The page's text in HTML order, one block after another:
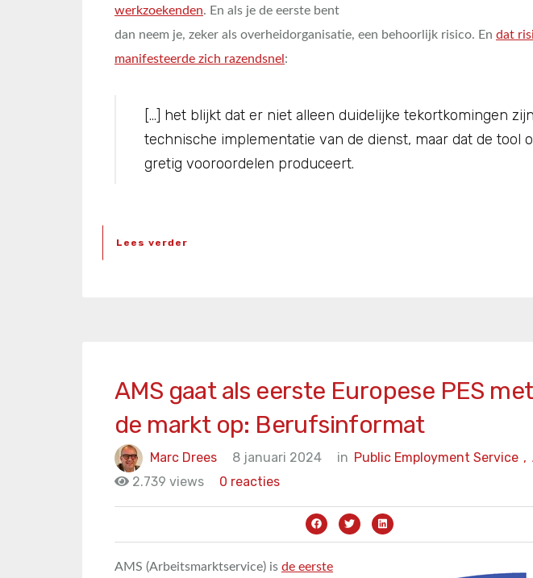
werkzoekenden. En als je de eerste bent
dan neem je, zeker als overheidorganisatie, een behoorlijk risico. En dat
manifesteerde zich razendsnel :
[…] het blijkt dat er niet alleen duidelijke tekortkomingen
technische implementatie van de dienst, maar dat de tool
gretig vooroordelen produceert.
Lees verder
AMS gaat als eerste Europese PES
de markt op: Berufsinformat
Marc Drees 8 januari 2024 in Public Employment Service ,
2.739 views
0 reacties
AMS (Arbeitsmarktservice) is de eerste